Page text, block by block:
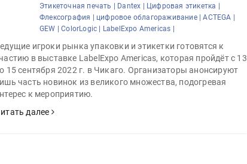
Этикеточная печать |
Dantex |
Цифровая этикетка |
Флексография |
цифровое облагораживание |
ACTEGA |
GEW |
ColorLogic | LabelExpo Americas |
игроки рынка упаковки и этикетки готовятся к
в выставке LabelExpo Americas, которая пройдёт с 13
15 сентября 2022 г. в Чикаго. Организаторы анонсируют
часть новинок из великого множества, подогревая
к мероприятию.
далее
УФ-принтер Mimaki UJV200
запущен в компании «Сказитель»